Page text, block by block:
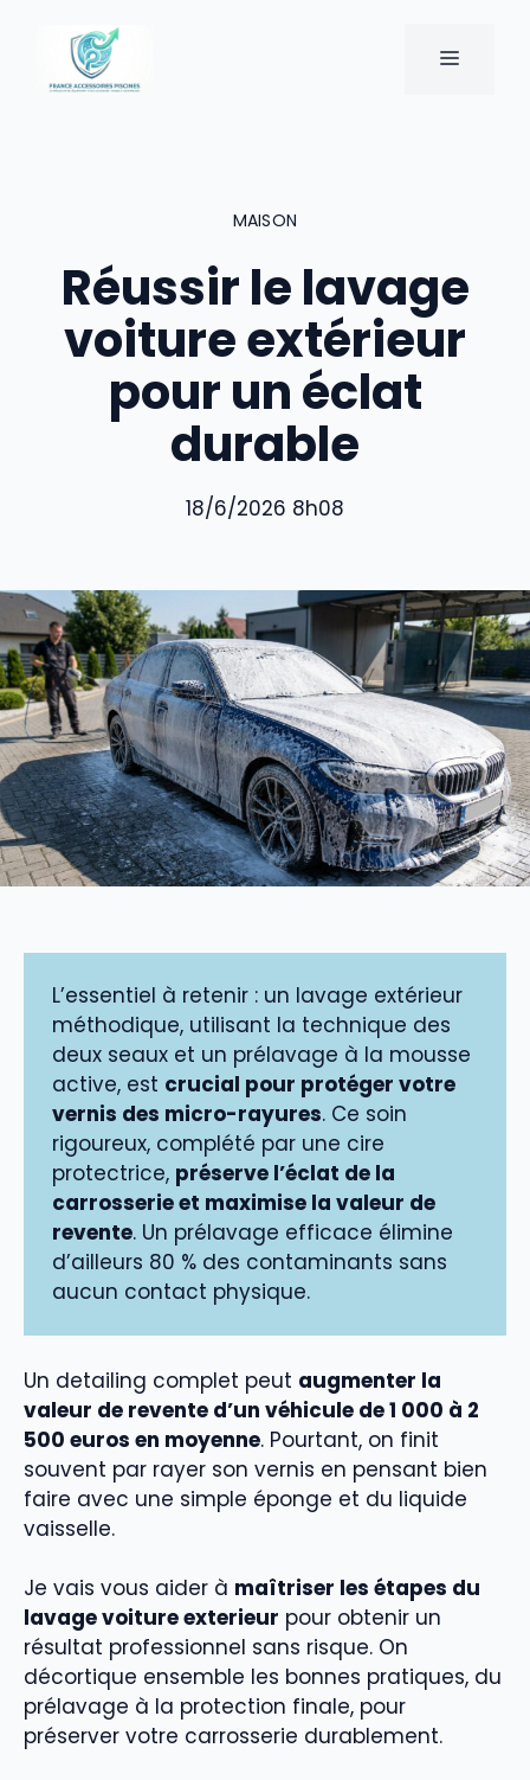
contenu
MENU
MAISON
Réussir le lavage
voiture extérieur
pour un éclat
durable
18/6/2026 8h08
L’essentiel à retenir : un lavage extérieur
méthodique, utilisant la technique des
deux seaux et un prélavage à la mousse
active, est crucial pour protéger votre
vernis des micro-rayures. Ce soin
rigoureux, complété par une cire
protectrice, préserve l’éclat de la
carrosserie et maximise la valeur de
revente. Un prélavage efficace élimine
d’ailleurs 80 % des contaminants sans
aucun contact physique.
Un detailing complet peut augmenter la
valeur de revente d’un véhicule de 1 000 à 2
500 euros en moyenne. Pourtant, on finit
souvent par rayer son vernis en pensant bien
faire avec une simple éponge et du liquide
vaisselle.
Je vais vous aider à maîtriser les étapes du
lavage voiture exterieur pour obtenir un
résultat professionnel sans risque. On
décortique ensemble les bonnes pratiques, du
prélavage à la protection finale, pour
préserver votre carrosserie durablement.